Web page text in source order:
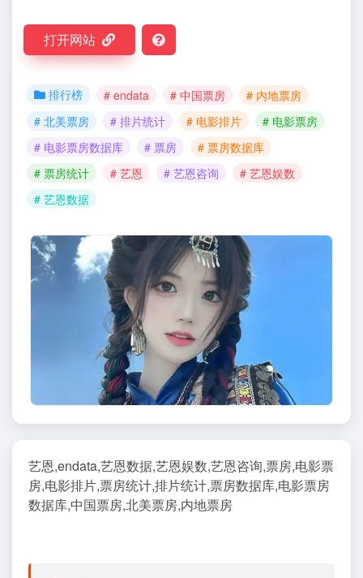
打开网站
排行榜 # endata # 中国票房
# 内地票房
# 北美票房
# 排片统计 # 电影排片
# 电影票房
# 电影票房数据库
# 票房
# 票房数据库
# 票房统计
# 艺恩 # 艺恩咨询
# 艺恩娱数
# 艺恩数据
艺恩,endata,艺恩数据,艺恩娱数,艺恩咨询,票房,电影票
房,电影排片,票房统计,排片统计,票房数据库,电影票房
数据库,中国票房,北美票房,内地票房